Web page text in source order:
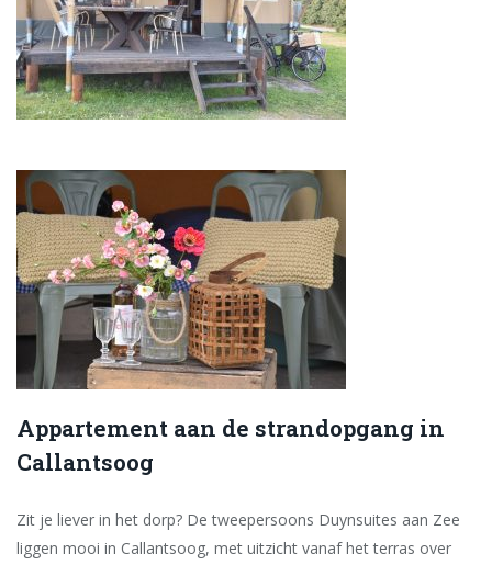
Appartement aan de strandopgang in
Callantsoog
Zit je liever in het dorp? De tweepersoons Duynsuites aan Zee
liggen mooi in Callantsoog, met uitzicht vanaf het terras over